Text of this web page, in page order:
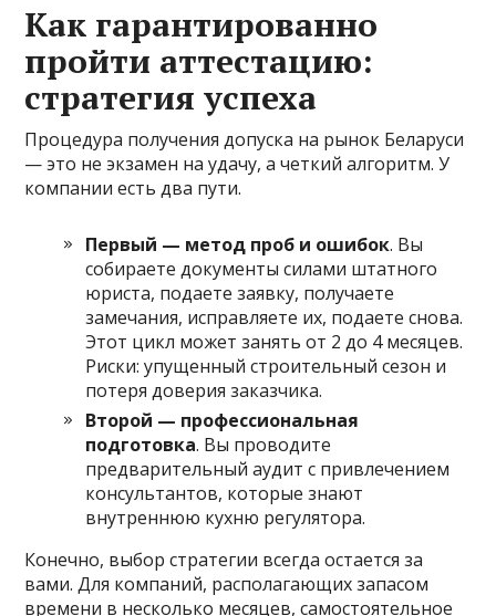
Как гарантированно
пройти аттестацию:
стратегия успеха
Процедура получения допуска на рынок Беларуси
— это не экзамен на удачу, а четкий алгоритм. У
компании есть два пути.
Первый — метод проб и ошибок. Вы
собираете документы силами штатного
юриста, подаете заявку, получаете
замечания, исправляете их, подаете снова.
Этот цикл может занять от 2 до 4 месяцев.
Риски: упущенный строительный сезон и
потеря доверия заказчика.
Второй — профессиональная
подготовка. Вы проводите
предварительный аудит с привлечением
консультантов, которые знают
внутреннюю кухню регулятора.
Конечно, выбор стратегии всегда остается за
вами. Для компаний, располагающих запасом
времени в несколько месяцев, самостоятельное